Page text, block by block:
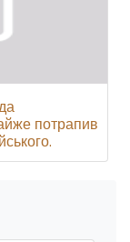
потрапив